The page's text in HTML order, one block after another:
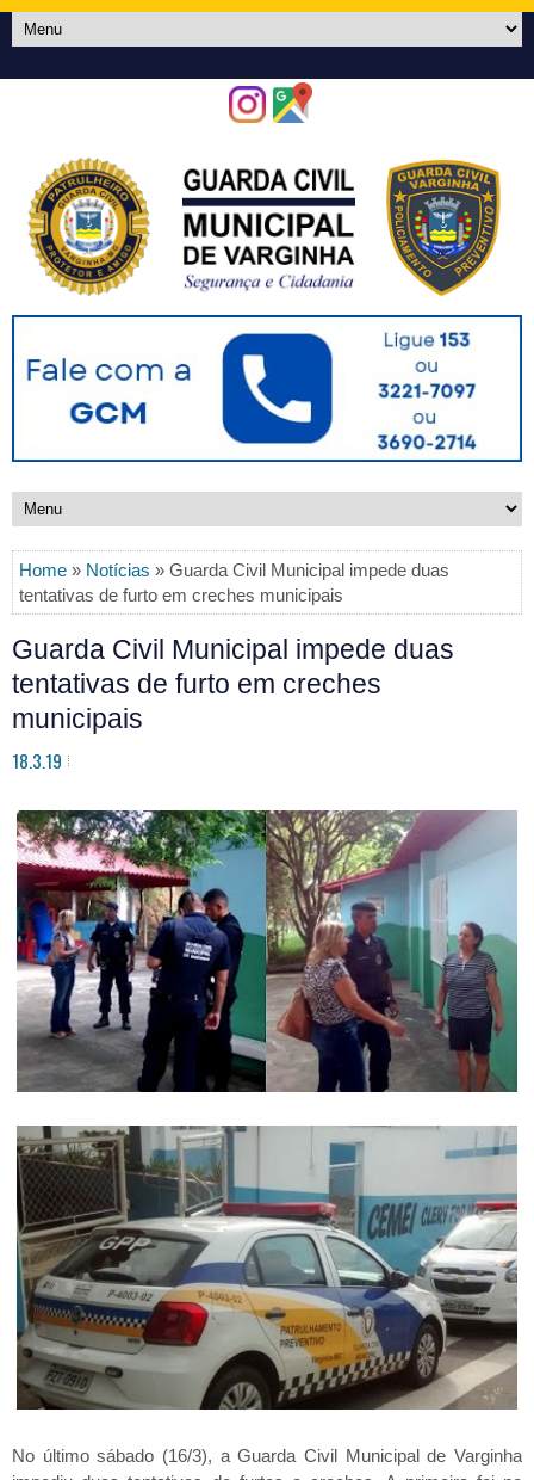
Home » Notícias » Guarda Civil Municipal impede duas
tentativas de furto em creches municipais
Guarda Civil Municipal impede duas
tentativas de furto em creches
municipais
18.3.19
No último sábado (16/3), a Guarda Civil Municipal de Varginha